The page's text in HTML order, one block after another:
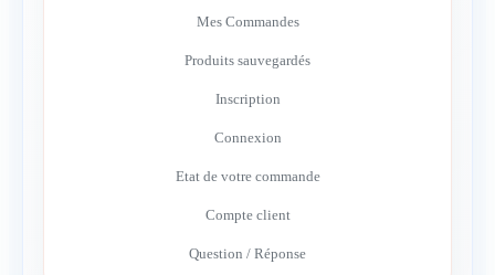
Mes Commandes
Produits sauvegardés
Inscription
Connexion
Etat de votre commande
Compte client
Question / Réponse